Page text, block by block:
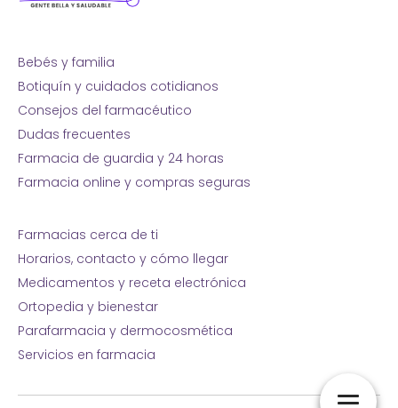
Bebés y familia
Botiquín y cuidados cotidianos
Consejos del farmacéutico
Dudas frecuentes
Farmacia de guardia y 24 horas
Farmacia online y compras seguras
Farmacias cerca de ti
Horarios, contacto y cómo llegar
Medicamentos y receta electrónica
Ortopedia y bienestar
Parafarmacia y dermocosmética
Servicios en farmacia